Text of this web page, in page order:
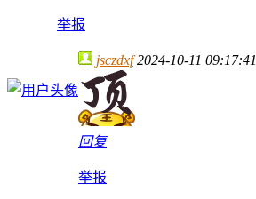
举报
jsczdxf2024-10-11 09:17:41
回复
举报